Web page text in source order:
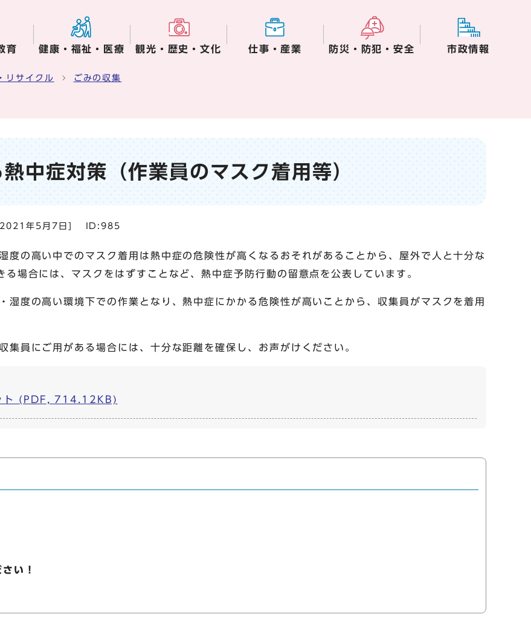
育 健康・福祉・医療 観光・歴史・文化 仕事・産業 防災・防犯・安全 市政情報
リサイクル ごみの収集
中症対策（作業員のマスク着用等）
2021年5月7日 ID:985
度の高い中でのマスク着用は熱中症の危険性が高くなるおそれがあることから、屋外で人と十分な
場合には、マスクをはずすことなど、熱中症予防行動の留意点を公表しています。
湿度の高い環境下での作業となり、熱中症にかかる危険性が高いことから、収集員がマスクを着用
集員にご用がある場合には、十分な距離を確保し、お声がけください。
ト (PDF, 714.12KB)
い！